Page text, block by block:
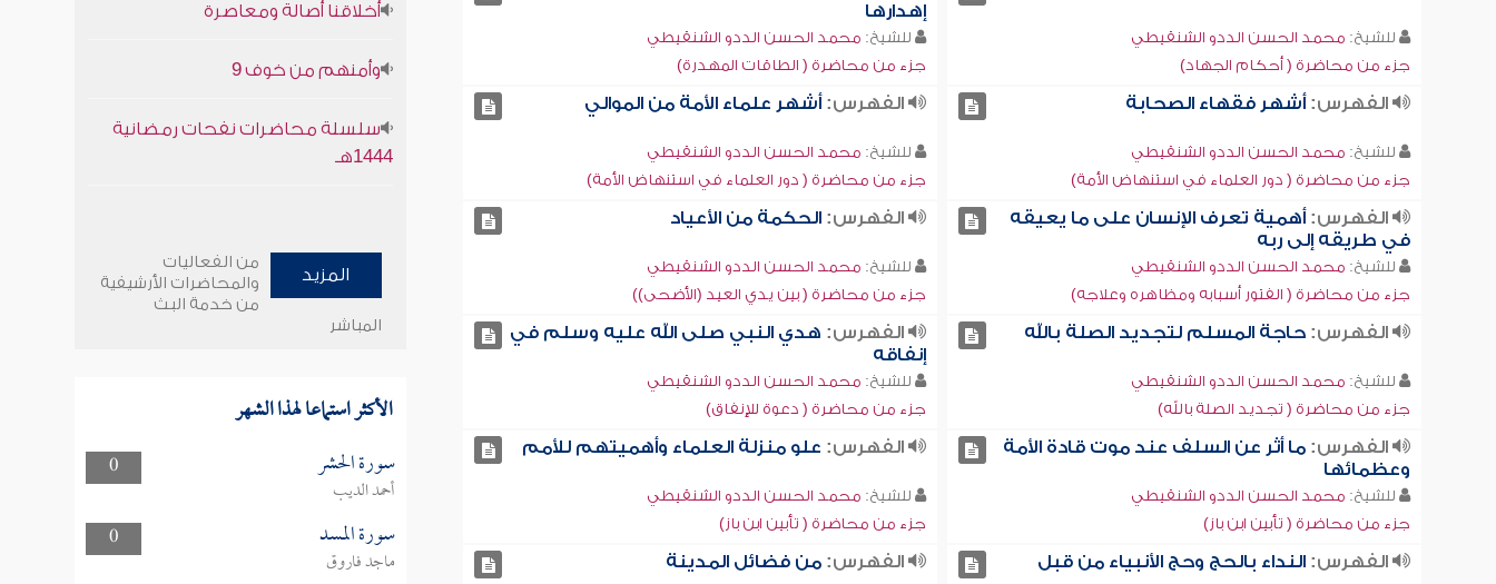
للشيخ: محمد الحسن الددو الشنقيطي
جزء من محاضرة ( أحكام الجهاد)
إهدارها
للشيخ: محمد الحسن الددو الشنقيطي
جزء من محاضرة ( الطاقات المهدرة)
الفهرس:أشهر فقهاء الصحابة
للشيخ: محمد الحسن الددو الشنقيطي
جزء من محاضرة ( دور العلماء في استنهاض الأمة)
الفهرس: أشهر علماء الأمة من الموالي
للشيخ: محمد الحسن الددو الشنقيطي
جزء من محاضرة ( دور العلماء في استنهاض الأمة)
الفهرس:أهمية تعرف الإنسان على ما يعيقه
في طريقه إلى ربه
للشيخ: محمد الحسن الددو الشنقيطي
جزء من محاضرة ( الفتور أسبابه ومظاهره وعلاجه)
الفهرس: الحكمة من الأعياد
للشيخ: محمد الحسن الددو الشنقيطي
جزء من محاضرة ( بين يدي العيد (الأضحى))
الفهرس:حاجة المسلم لتجديد الصلة بالله
للشيخ: محمد الحسن الددو الشنقيطي
جزء من محاضرة ( تجديد الصلة بالله)
الفهرس: هدي النبي صلى الله عليه وسلم في
إنفاقه
للشيخ: محمد الحسن الددو الشنقيطي
جزء من محاضرة ( دعوة للإنفاق)
الفهرس:ما أثر عن السلف عند موت قادة الأمة
وعظمائها
للشيخ: محمد الحسن الددو الشنقيطي
جزء من محاضرة ( تأبين ابن باز)
الفهرس: علو منزلة العلماء وأهميتهم للأمم
للشيخ: محمد الحسن الددو الشنقيطي
جزء من محاضرة ( تأبين ابن باز)
الفهرس:النداء بالحج وحج الأنبياء من قبل الفهرس: من فضائل المدينة
أخلاقنا أصالة ومعاصرة
وأمنهم من خوف 9
سلسلة محاضرات نفحات رمضانية
1444هـ
المزيد
من الفعاليات
والمحاضرات الأرشيفية
من خدمة البث
المباشر
الأكثر استماعا لهذا الشهر
0 سورة الحشر
أحمد الديب
0
سورة المسد
ماجد فاروق